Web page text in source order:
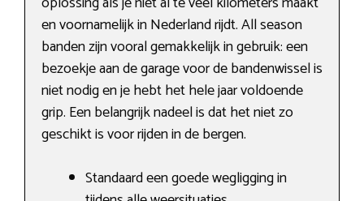
en voornamelijk in Nederland rijdt. All season
banden zijn vooral gemakkelijk in gebruik: een
bezoekje aan de garage voor de bandenwissel is
niet nodig en je hebt het hele jaar voldoende
grip. Een belangrijk nadeel is dat het niet zo
geschikt is voor rijden in de bergen.
Standaard een goede wegligging in